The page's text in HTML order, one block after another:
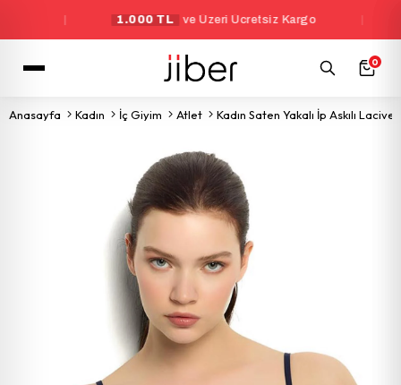
1.000 TL ve Üzeri Ücretsiz Kargo
0
Anasayfa Kadın İç Giyim Atlet Kadın Saten Yakalı İp Askılı